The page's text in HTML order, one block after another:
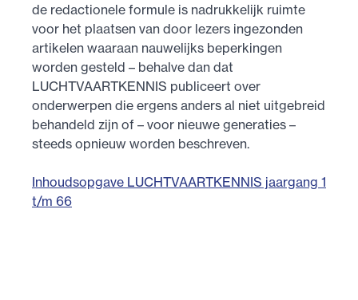
de redactionele formule is nadrukkelijk ruimte
voor het plaatsen van door lezers ingezonden
artikelen waaraan nauwelijks beperkingen
worden gesteld – behalve dan dat
LUCHTVAARTKENNIS publiceert over
onderwerpen die ergens anders al niet uitgebreid
behandeld zijn of – voor nieuwe generaties –
steeds opnieuw worden beschreven.
Inhoudsopgave LUCHTVAARTKENNIS jaargang 1
t/m 66